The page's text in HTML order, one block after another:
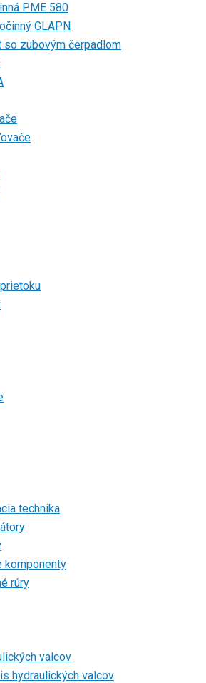
PME 580
GLAPN
so zubovým čerpadlom
technika
komponenty
rúry
valcov
hydraulických valcov